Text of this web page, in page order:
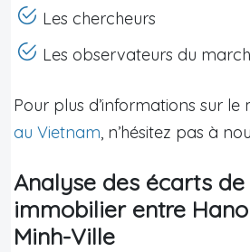
Les chercheurs
Les observateurs du
Pour plus d’informations sur le
au Vietnam, n’hésitez pas à
Analyse des écarts
immobilier entre
Minh-Ville